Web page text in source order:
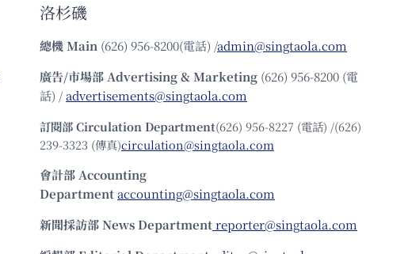
洛杉磯
總機Main (626) 956-8200(電話) /admin@singtaola.com
廣告/市場部Advertising & Marketing (626) 956-8200 (電
話) /advertisements@singtaola.com
訂閱部 Circulation Department(626) 956-8227 (電話) /(626)
239-3323 (傳真)circulation@singtaola.com
會計部 Accounting
Departmentaccounting@singtaola.com
新聞採訪部 News Departmentreporter@singtaola.com